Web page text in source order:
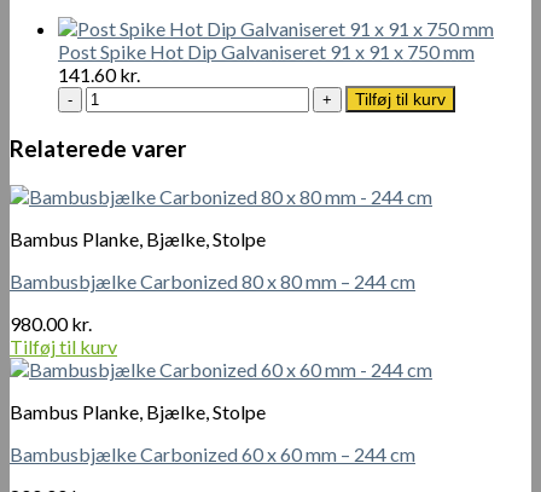
Post Spike Hot Dip Galvaniseret 91 x 91 x 750 mm
141.60kr.
Post
Spike
Hot
Galvaniseret
91
x
x
mm
antal
Tilføj til kurv
Relaterede varer
Bambus Planke, Bjælke, Stolpe
Bambusbjælke Carbonized 80 x 80 mm – 244 cm
980.00kr.
Tilføj til kurv
Bambus Planke, Bjælke, Stolpe
Bambusbjælke Carbonized 60 x 60 mm – 244 cm